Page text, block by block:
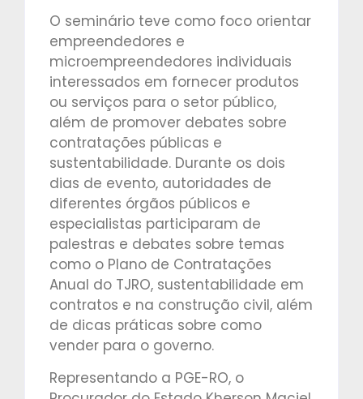
O seminário teve como foco orientar
empreendedores e
microempreendedores individuais
interessados em fornecer produtos
ou serviços para o setor público,
além de promover debates sobre
contratações públicas e
sustentabilidade. Durante os dois
dias de evento, autoridades de
diferentes órgãos públicos e
especialistas participaram de
palestras e debates sobre temas
como o Plano de Contratações
Anual do TJRO, sustentabilidade em
contratos e na construção civil, além
de dicas práticas sobre como
vender para o governo.
Representando a PGE-RO, o